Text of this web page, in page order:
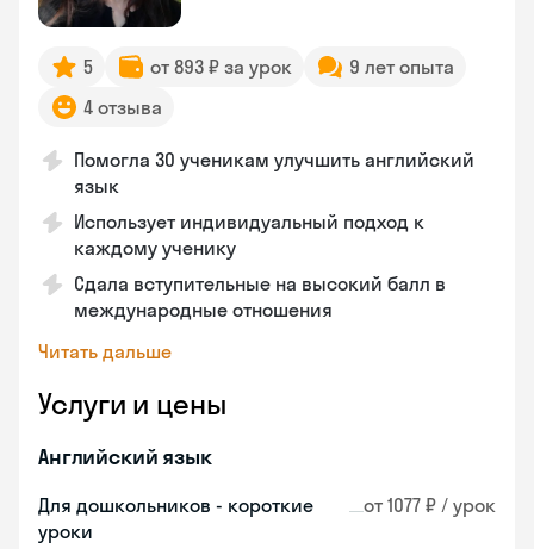
5 от 893 ₽ за урок
9 лет опыта
4 отзыва
Помогла 30 ученикам улучшить английский
язык
Использует индивидуальный подход к
каждому ученику
Сдала вступительные на высокий балл в
международные отношения
Читать дальше
Услуги и цены
Английский язык
Для дошкольников - короткие
уроки
от 1077 ₽ / урок